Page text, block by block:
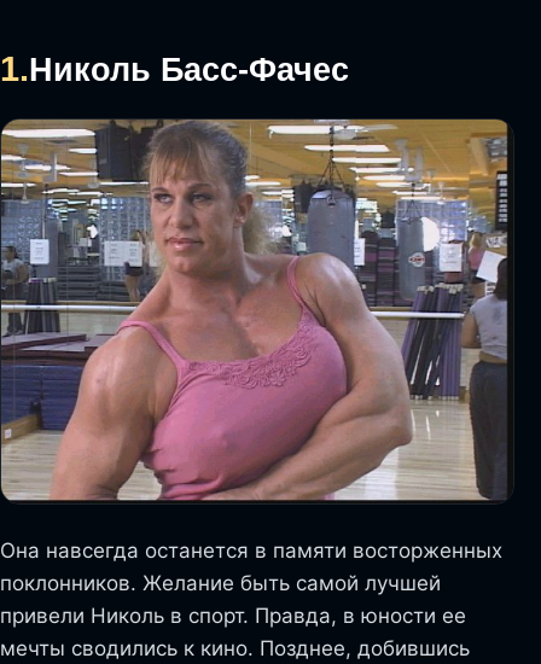
1.Николь Басс-Фачес
Она навсегда останется в памяти восторженных
поклонников. Желание быть самой лучшей
привели Николь в спорт. Правда, в юности ее
мечты сводились к кино. Позднее, добившись